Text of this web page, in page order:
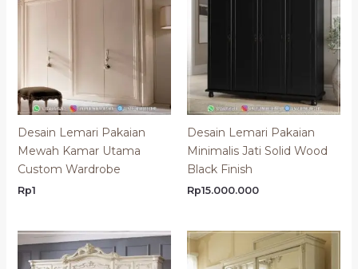
Desain Lemari Pakaian
Mewah Kamar Utama
Custom Wardrobe
Rp1
Desain Lemari Pakaian
Minimalis Jati Solid Wood
Black Finish
Rp15.000.000